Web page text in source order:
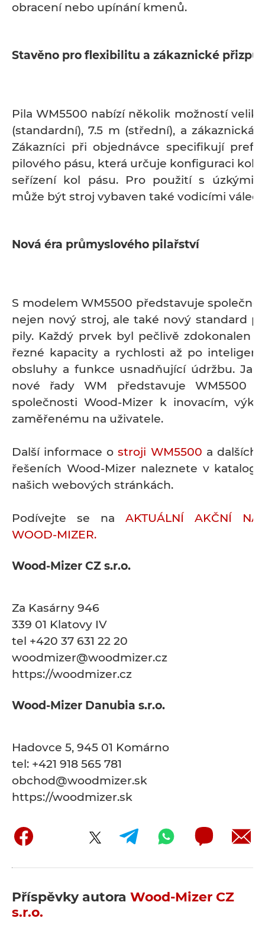
obracení nebo upínání kmenů.
Stavěno pro flexibilitu a zákaznické
Pila WM5500 nabízí několik možností
(standardní), 7.5 m (střední), a zákaznická
Zákazníci při objednávce specifikují
pilového pásu, která určuje konfiguraci kol
seřízení kol pásu. Pro použití s úzkými
může být stroj vybaven také vodicími
Nová éra průmyslového pilařství
S modelem WM5500 představuje
nejen nový stroj, ale také nový standard
pily. Každý prvek byl pečlivě zdokonalen -
řezné kapacity a rychlosti až po
obsluhy a funkce usnadňující údržbu.
nové řady WM představuje WM5500
společnosti Wood-Mizer k inovacím,
zaměřenému na uživatele.
Další informace ostroji WM5500 a dalších
řešeních Wood-Mizer naleznete v
našich webových stránkách.
Podívejte se na AKTUÁLNÍ AKČNÍ
WOOD-MIZER.
Wood-Mizer CZ s.r.o.
Za Kasárny 946
339 01 Klatovy IV
tel +420 37 631 22 20
woodmizer@woodmizer.cz
https://woodmizer.cz
Wood-Mizer Danubia s.r.o.
Hadovce 5, 945 01 Komárno
tel: +421 918 565 781
obchod@woodmizer.sk
https://woodmizer.sk
Příspěvky autora Wood-Mizer CZ
s.r.o.